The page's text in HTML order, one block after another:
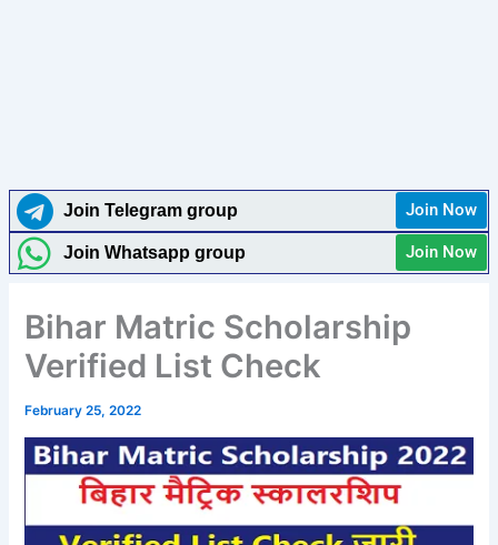
Join Telegram group Join Now
Join Whatsapp group Join Now
Bihar Matric Scholarship
Verified List Check
February 25, 2022